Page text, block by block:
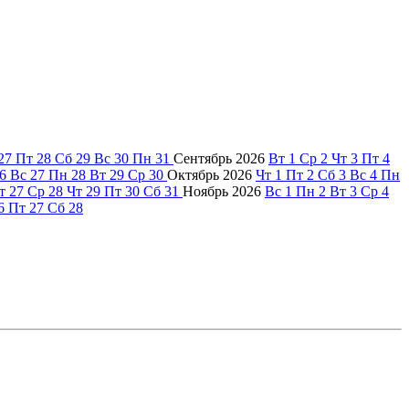
Пт 28 Сб 29 Вс 30 Пн 31 Сентябрь 2026 Вт 1 Ср 2 Чт 3 Пт 4
Вс 27 Пн 28 Вт 29 Ср 30 Октябрь 2026 Чт 1 Пт 2 Сб 3 Вс 4 Пн
27 Ср 28 Чт 29 Пт 30 Сб 31 Ноябрь 2026 Вс 1 Пн 2 Вт 3 Ср 4
Пт 27 Сб 28